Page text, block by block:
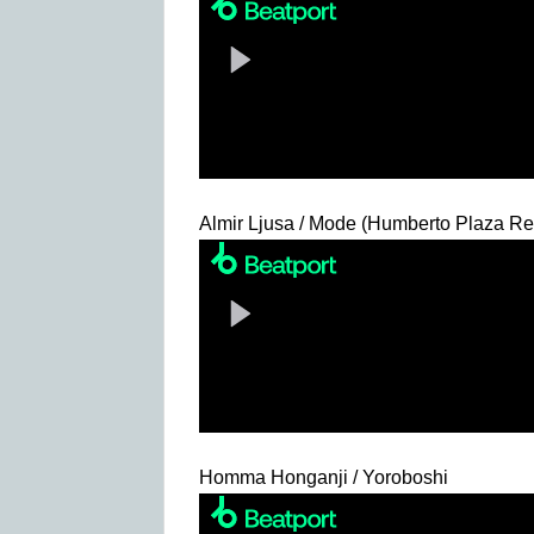
Almir Ljusa / Mode (Humberto Plaza
Homma Honganji / Yoroboshi